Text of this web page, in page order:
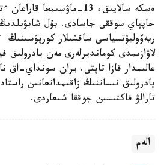
ەسكە سالايىق، 13-ماۋسىمعا
جاپپاي سوققى جاسادى. بۇل شابۋىلدىڭ
ريەۆوليۋتسياسى ساقشىلار كورپۋسىنىڭ
لاۋازىمدى كومانديرلەرى مەن يادرولىق
عالىمدار قازا تاپتى. يران سونداي-اق
يادرولىق نىساننىڭ زاقىمدانعانىن
تارالۋ فاكتىسىن جوققا شىعاردى.
الەم